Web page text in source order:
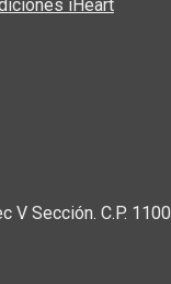
iHeart
V Sección. C.P.